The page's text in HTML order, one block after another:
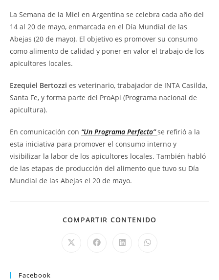
La Semana de la Miel en Argentina se celebra cada año del
14 al 20 de mayo, enmarcada en el Día Mundial de las
Abejas (20 de mayo). El objetivo es promover su consumo
como alimento de calidad y poner en valor el trabajo de los
apicultores locales.
Ezequiel Bertozzi es veterinario, trabajador de INTA Casilda,
Santa Fe, y forma parte del ProApi (Programa nacional de
apicultura).
En comunicación con “Un Programa Perfecto”se refirió a la
esta iniciativa para promover el consumo interno y
visibilizar la labor de los apicultores locales. También habló
de las etapas de producción del alimento que tuvo su Día
Mundial de las Abejas el 20 de mayo.
COMPARTIR CONTENIDO
Facebook